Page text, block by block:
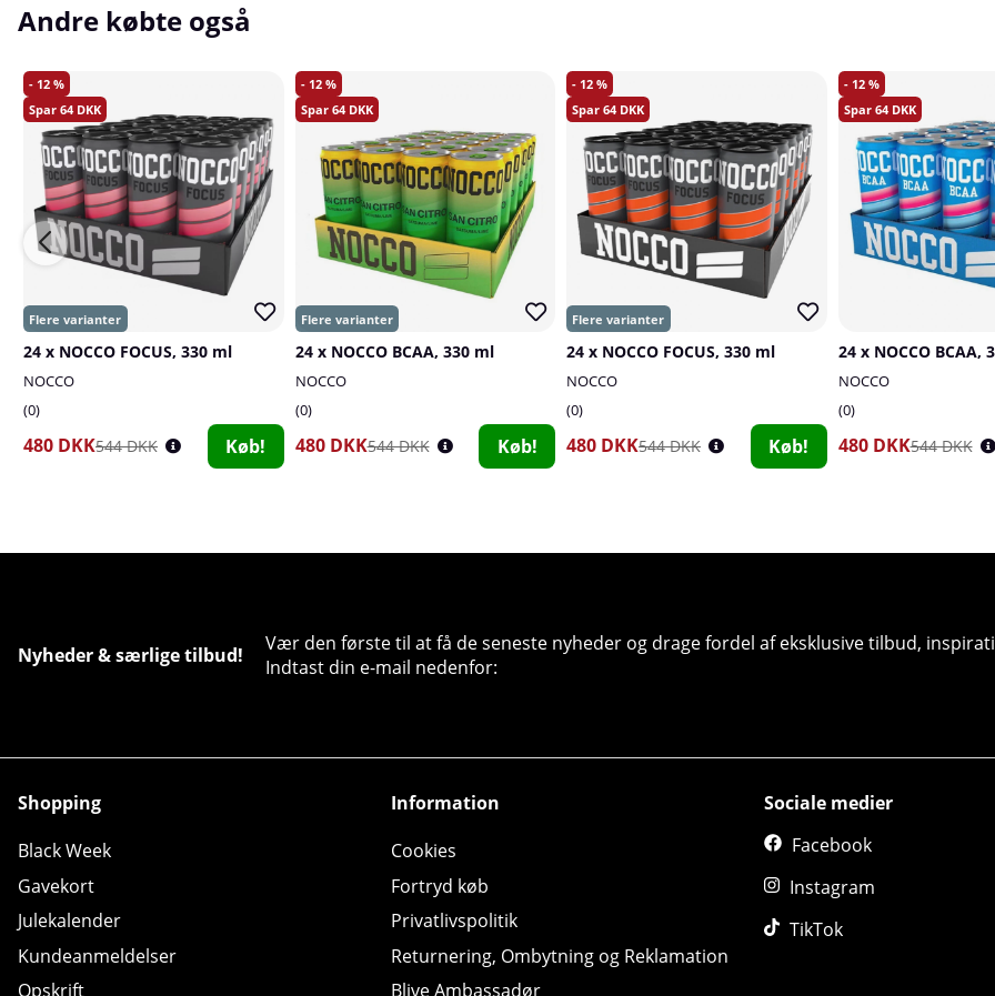
Andre købte også
12
64
24 x NOCCO FOCUS, 330 ml
NOCCO
0
480 DKK544 DKK Køb!
12
64
24 x NOCCO BCAA, 330 ml
NOCCO
0
480 DKK544 DKK Køb!
12
64
24 x NOCCO FOCUS, 330 ml
NOCCO
0
480 DKK544 DKK Køb!
12
64
24 x NOCCO BCAA,
NOCCO
0
480 DKK544 DKK
Nyheder & særlige tilbud!
Vær den første til at få de seneste nyheder og drage fordel af eksklusive tilbud,
Indtast din e-mail nedenfor:
Shopping
Black Week
Gavekort
Julekalender
Kundeanmeldelser
Opskrift
Information
Cookies
Fortryd køb
Privatlivspolitik
Returnering, Ombytning og Reklamation
Blive Ambassadør
Sociale medier
Facebook
Instagram
TikTok